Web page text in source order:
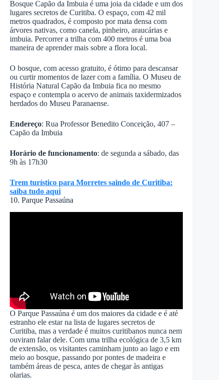
Bosque Capão da Imbuia é uma joia da cidade e um dos
lugares secretos de Curitiba. O espaço, com 42 mil
metros quadrados, é composto por mata densa com
árvores nativas, como canela, pinheiro, araucárias e
imbuia. Percorrer a trilha com 400 metros é uma boa
maneira de aprender mais sobre a flora local.
O bosque, com acesso gratuito, é ótimo para descansar
ou curtir momentos de lazer com a família. O Museu de
História Natural Capão da Imbuia fica no mesmo
espaço e contempla o acervo de animais taxidermizados
herdados do Museu Paranaense.
Endereço: Rua Professor Benedito Conceição, 407 –
Capão da Imbuia
Horário de funcionamento: de segunda a sábado, das
9h às 17h30
Trem turístico para Morretes saindo de Curitiba:
saiba tudo aqui
10. Parque Passaúna
O Parque Passaúna é um dos maiores da cidade e é até
estranho ele estar na lista de lugares secretos de
Curitiba, mas a verdade é muitos curitibanos nunca nem
ouviram falar dele. Com uma trilha ecológica de 3,5 km
de extensão, os visitantes caminham junto ao lago e em
meio ao bosque, passando por pontes de madeira e
também áreas de pesca, antes de chegar às antigas
olarias.